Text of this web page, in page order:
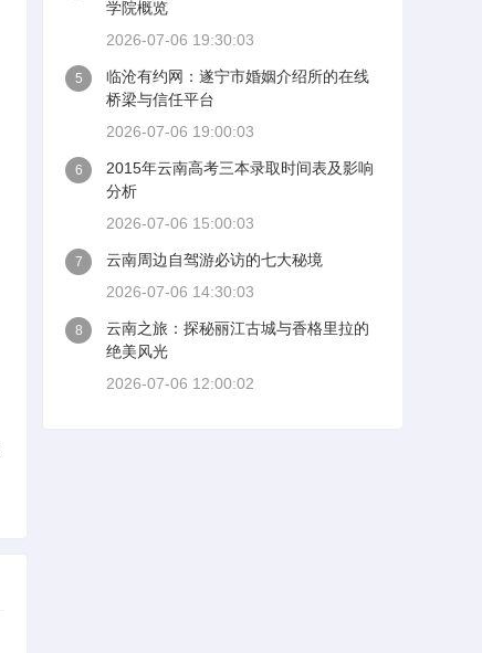
学院概览
2026-07-06 19:30:03
5
临沧有约网：遂宁市婚姻介绍所的在线
桥梁与信任平台
2026-07-06 19:00:03
6
2015年云南高考三本录取时间表及影响
分析
2026-07-06 15:00:03
7
云南周边自驾游必访的七大秘境
2026-07-06 14:30:03
8
云南之旅：探秘丽江古城与香格里拉的
绝美风光
2026-07-06 12:00:02